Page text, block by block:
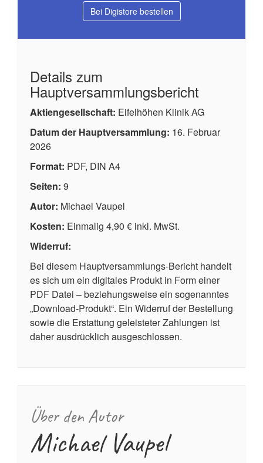
Bei Digistore bestellen
Details zum
Hauptversammlungsbericht
Aktiengesellschaft: Eifelhöhen Klinik AG
Datum der Hauptversammlung: 16. Februar
2026
Format: PDF, DIN A4
Seiten: 9
Autor: Michael Vaupel
Kosten: Einmalig 4,90 € inkl. MwSt.
Widerruf:
Bei diesem Hauptversammlungs-Bericht handelt
es sich um ein digitales Produkt in Form einer
PDF Datei – beziehungsweise ein sogenanntes
„Download-Produkt“. Ein Widerruf der Bestellung
sowie die Erstattung geleisteter Zahlungen ist
daher ausdrücklich ausgeschlossen.
Über den Autor
Michael Vaupel